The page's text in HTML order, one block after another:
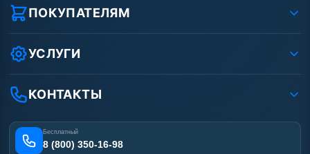
Реквизиты ООО «Шоп АВД»
Защита данных клиента
Условия соглашения
Вакансии
Статьи
ПОКУПАТЕЛЯМ
Как заказать?
Оплата
Доставка
Лизинг
Получить скидку
УСЛУГИ
Ремонт АВД
Сертификаты
Наши работы
Отзывы наших клиентов
Карта сайта
КОНТАКТЫ
Бесплатный
8 (800) 350-16-98